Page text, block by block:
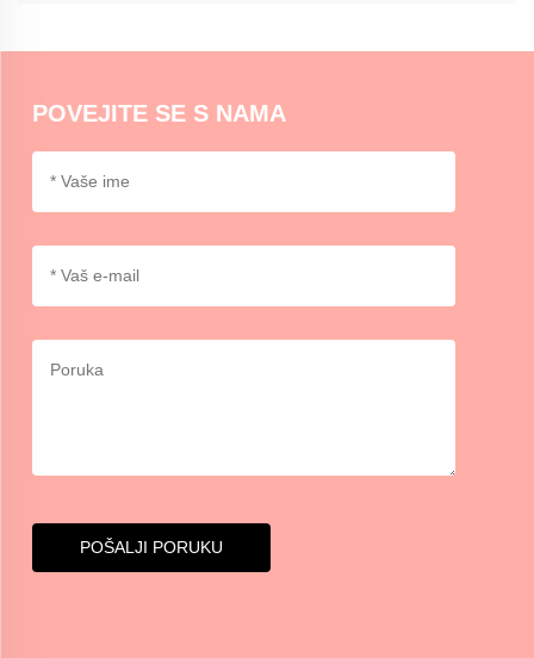
potrebno dodatno ljepilno ili trake.
POVEJITE SE S NAMA
POŠALJI PORUKU